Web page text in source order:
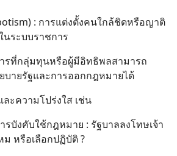
: การแต่งตั้งคนใกล้ชิดหรือญาติ
นระบบราชการ
รที่กลุ่มทุนหรือผู้มีอิทธิพลสามารถ
บายรัฐและการออกกฎหมายได้
ะความโปร่งใส เช่น
บังคับใช้กฎหมาย : รัฐบาลลงโทษเจ้า
หรือเลือกปฏิบัติ ?